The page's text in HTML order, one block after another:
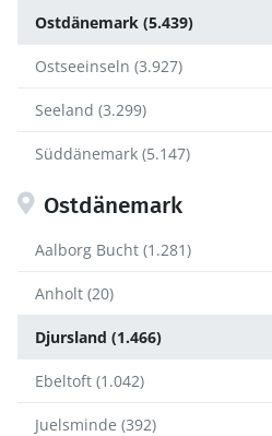
Ostdänemark (5.439)
Ostseeinseln (3.927)
Seeland (3.299)
Süddänemark (5.147)
Ostdänemark
Aalborg Bucht (1.281)
Anholt (20)
Djursland (1.466)
Ebeltoft (1.042)
Juelsminde (392)